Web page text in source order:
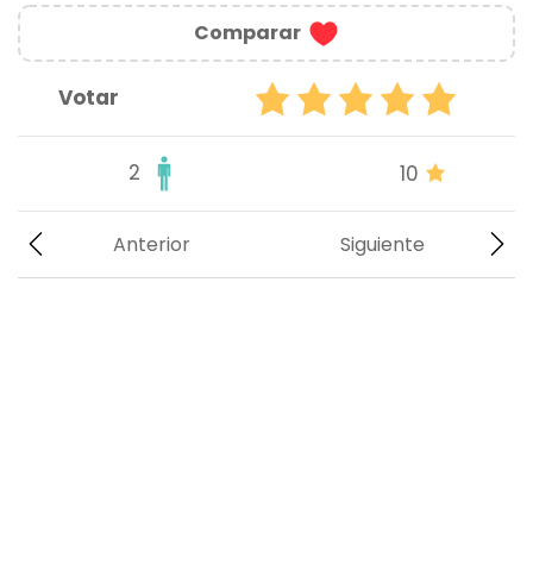
Comparar
Votar
2 10
Siguiente
Anterior